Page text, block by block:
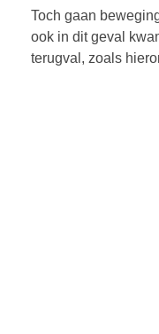
Toch gaan
ook in dit geval
terugval, zoals